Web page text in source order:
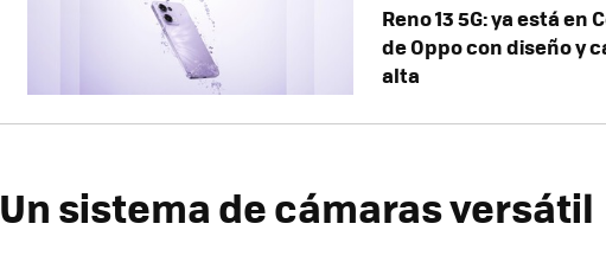
Reno 13 5G: ya está
de Oppo con diseño y
alta
Un sistema de cámaras versátil